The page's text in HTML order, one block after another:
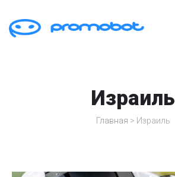
Израиль
Главная > Израиль